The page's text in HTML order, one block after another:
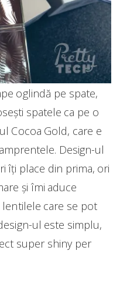
oglindă pe spate,
spatele ca pe o
Cocoa Gold, care e
Design-ul
îți place din prima, ori
și îmi aduce
care se pot
ul este simplu,
super shiny per